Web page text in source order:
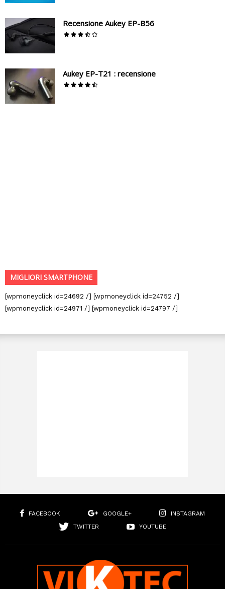
Recensione Aukey EP-B56
Aukey EP-T21 : recensione
MIGLIORI SMARTPHONE
[wpmoneyclick id=24692 /] [wpmoneyclick id=24752 /]
[wpmoneyclick id=24971 /] [wpmoneyclick id=24797 /]
FACEBOOK GOOGLE+
INSTAGRAM
TWITTER
YOUTUBE